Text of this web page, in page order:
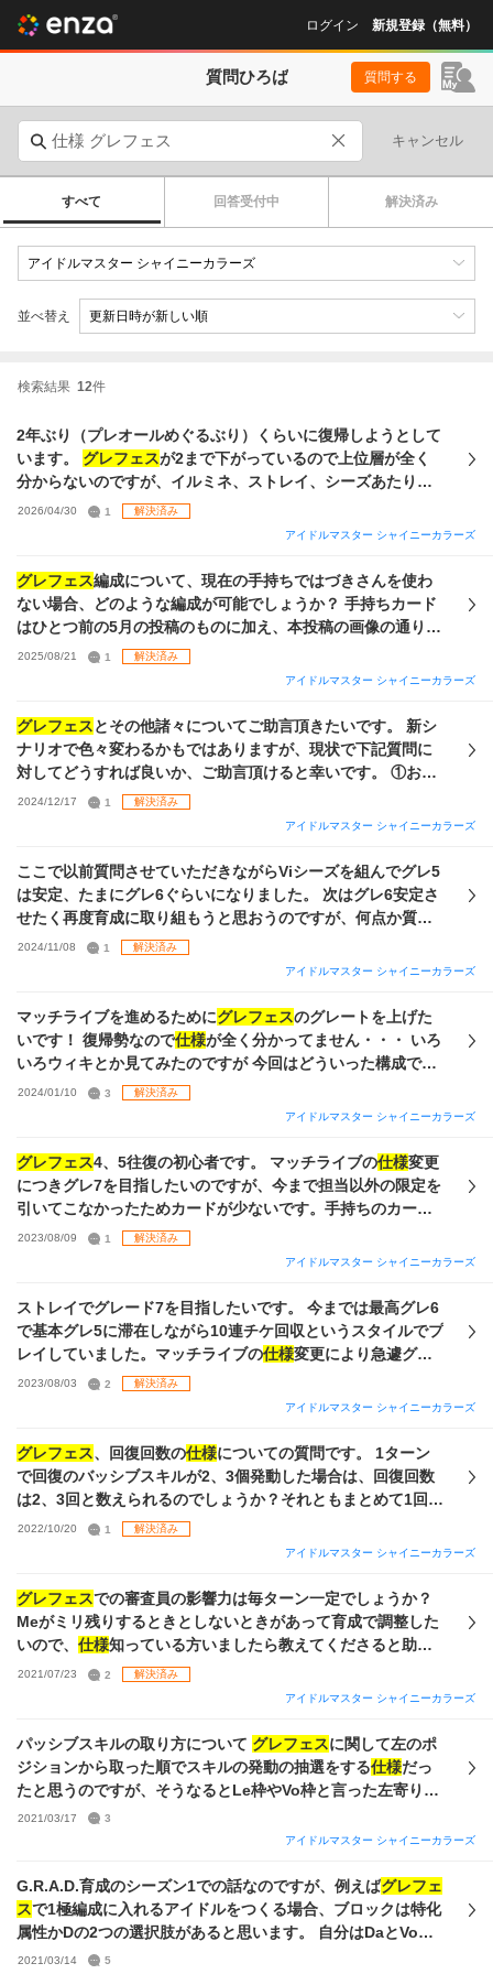
ログイン 新規登録（無料）
質問ひろば 質問する
キャンセル
すべて 回答受付中 解決済み
並べ替え
検索結果 12件
2年ぶり（プレオールめぐるぶり）くらいに復帰しようとして
います。 グレフェスが2まで下がっているので上位層が全く
分からないのですが、イルミネ、ストレイ、シーズあたりで
グレフェス編成が組めそうなPアイドルを教えていただけない
にはある…かな？レベルです。 ・キャスコレとかURとか増え
てて何が何やらわかりません…限定ガチャでCA夏葉（Vo）の
み所持。Vo寄せがよいでしょうか。 ・ノーマルはづきが20枚
が1枚あります。特に期限があるURチケに悩む（霧子無凸、
あさひ1凸） ・sayhaloでサポのユニマスの仕様が変わるよう
なってたりしますか？ 画像は恒常以外のイルミネ・ストレ
イ・シーズ サポは期間限定系のVo順です。 （Pアイドルはキ
ーカード以外は仕様率なのかな？と思うので）
2026/04/30 1
解決済み
アイドルマスター シャイニーカラーズ
グレフェス編成について、現在の手持ちではづきさんを使わ
ない場合、どのような編成が可能でしょうか？ 手持ちカード
はひとつ前の5月の投稿のものに加え、本投稿の画像の通り増
えた状態です。 加えて【うちのリボンは恋結び】恋鐘、【リ
バーシブル・トースト】摩美々、【落ちる音がする】咲耶あ
理解してる」程度の浅さなので、可能であればS-SSRの組み
方等どうプロデュースするかもご教示いただけるとありがた
いです…。 ノウハウ濃縮のことは知っているけどどのノウハ
セレチケが3枚余っているのですが（対象カードすべて入手
済）、どの子と交換するのがよいでしょうか？ 【あなたと、
で、ちょうど完凸できるどちらかかな？とは思っているので
すが、どうにも決めきれずにいます。もちろん他のカードで
もいいのですが。
2025/08/21 1
解決済み
アイドルマスター シャイニーカラーズ
グレフェスとその他諸々についてご助言頂きたいです。 新シ
ナリオで色々変わるかもではありますが、現状で下記質問に
対してどうすれば良いか、ご助言頂けると幸いです。 ①おす
すめのグレフェス編成 できればVoDaViそれぞれおすすめ頂
けると助かります。（デッキの編成も組んで頂ける神もいら
（現状は足りないが今後のガシャ次第で始めやすい編成もあ
れば是非） ③凸を優先すべきPまたはサポについて 下記、主
の情報です。↓ ・基本無課金（ノウハウ本や安価なパッケー
も行けるところまで（グレ5安定できればイイなー）
なスタンスです。 ・はづきさんシールは現在65枚程、サポだ
が、お時間あればお借りできると幸いです。
2024/12/17 1
解決済み
アイドルマスター シャイニーカラーズ
ここで以前質問させていただきながらViシーズを組んでグレ5
は安定、たまにグレ6ぐらいになりました。 次はグレ6安定さ
せたく再度育成に取り組もうと思おうのですが、何点か質問
させてください。 ①今販売中のセレチケで交換すべきカード
【LATE】が強いと聞いているので交換したほうが良いのかな
があれば教えて下さい（はづきさんは7枚程入手可能） ②S編
成 上記①も踏まえおすすめの編成があればご教授頂きたいで
す。 施設マスタリーが強いという知識だけでえらぶと
の長い夏】 【黄昏時に会いましょう】 【LATE】？ かなと思
っています。（LATEってパッシブで評価されてるんです
はるき→羽那にしようと思うのと円香【オイサラバエル】凸2
を誰かに変えた方がいいのかなと悩んでいます。 ④グレフェ
ス仕様とステフリについて ・ユニット編成の合計値がどこに
影響するか ・メンタルの目指すべき合計値 の2点が主な悩み
なのですが 育成時基本5人ともViブッパだと思っていたので
Viに降る意味がわからなくなりました（思い出に影響？単体
のアピールには影響なし？） 元々スキルは優先し、その後は
ViブッパだったのですがMeにも降ったほうが良いのでしょう
か ⑤ノウハウ
仕様理解する気力が湧かないままとりあえず課
金の283プロのブックだけ手に入入れたのですが、それと手持
が良さげかも正直あまりわかってないですが、、笑） 質問多
く恐縮ですがご回答頂ければ幸いです！
2024/11/08 1
解決済み
アイドルマスター シャイニーカラーズ
マッチライブを進めるためにグレフェスのグレートを上げた
いです！ 復帰勢なので仕様が全く分かってません・・・ いろ
いろウィキとか見てみたのですが 今回はどういった構成で挑
むのがよいでしょうか？ 今やっているのはアルストとコメテ
ィックのユニットボーナスがのればよいのかと思ってこの構
stepで育成をしているのですがみなさんのスキル構成？を見
るかぎりstepで手に入るスキルはわざわざ取らないものなの
でしょうか？ 4倍アピールとかあって強いのかなっておもっ
わかっていません。。。 なんだか濃縮？とかしないといけな
いっていうのはみかけたのですが なんにもわかりません… あ
が 一応一枚は交換できるみたいなので この子にはづきさんを
使ったほうがいいなども教えてくださるとうれしいです！ わ
かっていなすぎて本当に申し訳ないのですが助けていただけ
ると幸いです(/_<｡)
2024/01/10 3
解決済み
アイドルマスター シャイニーカラーズ
グレフェス4、5往復の初心者です。 マッチライブの仕様変更
につきグレ7を目指したいのですが、今まで担当以外の限定を
引いてこなかったためカードが少ないです。手持ちのカード
のみでグレ7まで上がれるでしょうか？ はづきさんはP5枚S4
枚ありますので、使用も検討しています。 また、ノウハウは
終わっていない状況です。vi daはまだ掘れていません。 ユニ
ットは問いません。編成の仕方についてご教授頂ければ幸い
です。よろしくお願い致します。
2023/08/09 1
解決済み
アイドルマスター シャイニーカラーズ
ストレイでグレード7を目指したいです。 今までは最高グレ6
で基本グレ5に滞在しながら10連チケ回収というスタイルでプ
レイしていました。マッチライブの仕様変更により急遽グレ7
を踏んでおきたい気持ちに至ったため、質問ひろばを利用さ
んはpSSR1ですが、シール350枚所持で
p→150,200/s→100,100,150の交換が可能です。 虹ピース分
もあるのでp/sどちらか0凸→4凸にできる状態となります。
成にすべきか・どのアイドルにはづきさんを使うべきか教え
てください。 また、差し支えなければグレ7を目指す上で必
きたいなと思います。 長文失礼いたしました。よろしくお願
いします。
2023/08/03 2
解決済み
アイドルマスター シャイニーカラーズ
グレフェス、回復回数の仕様についての質問です。 1ターン
で回復のバッシブスキルが2、3個発動した場合は、回復回数
は2、3回と数えられるのでしょうか？それともまとめて1回と
数えられるのでしょうか？
2022/10/20 1
解決済み
アイドルマスター シャイニーカラーズ
グレフェスでの審査員の影響力は毎ターン一定でしょうか？
Meがミリ残りするときとしないときがあって育成で調整した
いので、 仕様知っている方いましたら教えてくださると助か
ります。
2021/07/23 2
解決済み
アイドルマスター シャイニーカラーズ
パッシブスキルの取り方について グレフェスに関して左のポ
ジションから取った順でスキルの発動の抽選をする仕様だっ
たと思うのですが、そうなるとLe枠やVo枠と言った左寄りの
ポジションのアイドルには金バフ(強いバフ)だけ持たせた方が
いいのでしょうか？またその他スキルの取り方についてセオ
2021/03/17
3
アイドルマスター シャイニーカラーズ
G.R.A.D.育成のシーズン1での話なのですが、例えばグレフェ
スで1極編成に入れるアイドルをつくる場合、ブロックは特化
属性かDの2つの選択肢があると思います。 自分はDaとVoの
ストレイを使っていて、マスター系のアビリティを狙う状況
2021/03/14 5